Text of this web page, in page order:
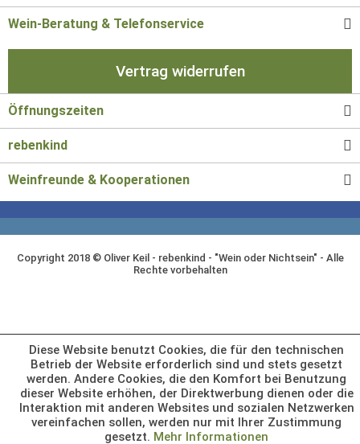
Wein-Beratung & Telefonservice
Vertrag widerrufen
Öffnungszeiten
rebenkind
Weinfreunde & Kooperationen
Copyright 2018 © Oliver Keil - rebenkind - "Wein oder Nichtsein" - Alle
Rechte vorbehalten
Diese Website benutzt Cookies, die für den technischen
Betrieb der Website erforderlich sind und stets gesetzt
werden. Andere Cookies, die den Komfort bei Benutzung
dieser Website erhöhen, der Direktwerbung dienen oder die
Interaktion mit anderen Websites und sozialen Netzwerken
vereinfachen sollen, werden nur mit Ihrer Zustimmung
gesetzt. Mehr Informationen